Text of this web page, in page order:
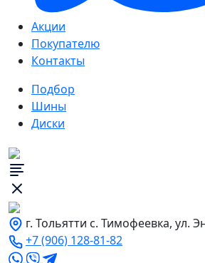
Акции
Покупателю
Контакты
Подбор
Шины
Диски
г. Тольятти с. Тимофеевка, ул.
+7 (906) 128-81-82